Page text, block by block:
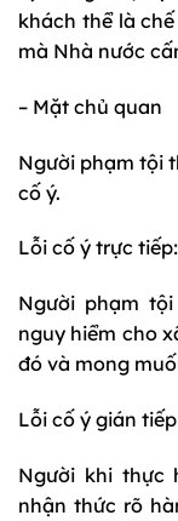
khách thể là
mà Nhà nước
– Mặt chủ quan
Người phạm tội
cố ý.
Lỗi cố ý trực tiếp:
Người phạm
nguy hiểm cho
đó và mong
Lỗi cố ý gián
Người khi thực
nhận thức rõ